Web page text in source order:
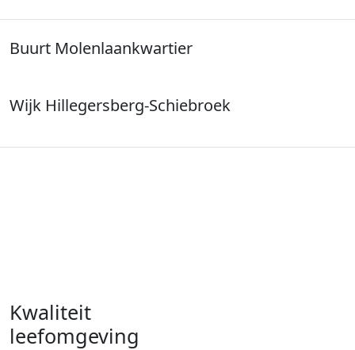
Buurt Molenlaankwartier
Wijk Hillegersberg-Schiebroek
Kwaliteit
leefomgeving